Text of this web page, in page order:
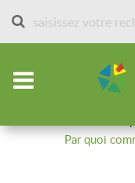
Accueil Sessions des
Par quoi